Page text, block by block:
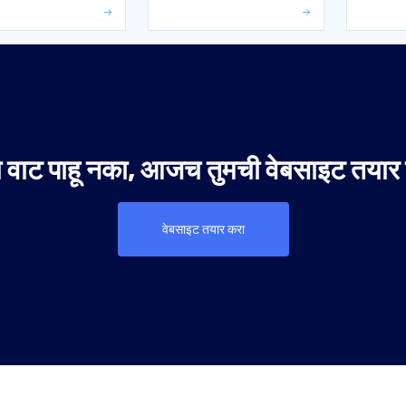
पाहू नका, आजच तुमची वेबसाइट तयार
वेबसाइट तयार करा